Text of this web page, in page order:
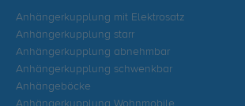
Anhängerkupplung mit Elektrosatz
Anhängerkupplung starr
Anhängerkupplung abnehmbar
Anhängerkupplung schwenkbar
Anhängeböcke
Anhängerkupplung Wohnmobile